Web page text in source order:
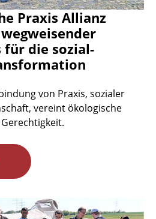
Praxis Allianz
für die sozial-
von Praxis, sozialer
vereint ökologische